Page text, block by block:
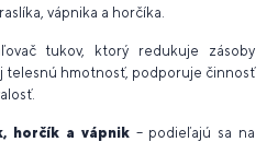
vápnika a horčíka.
tukov, ktorý redukuje zásoby
telesnú hmotnosť, podporuje činnosť
horčík a vápnik– podieľajú sa na